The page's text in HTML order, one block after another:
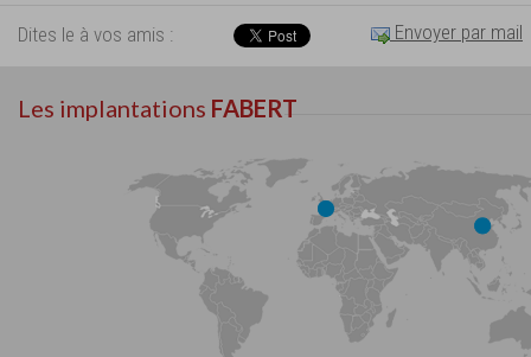
Dites le à vos amis : Envoyer par mail
Les implantations FABERT